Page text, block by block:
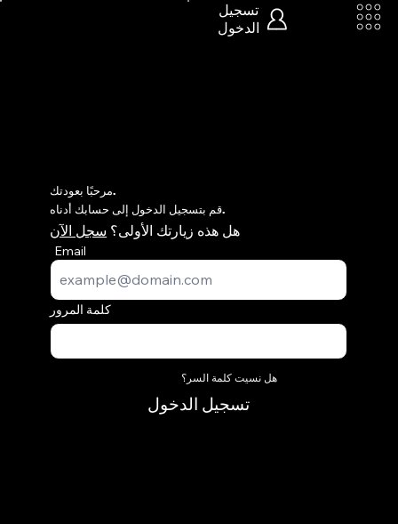
تسجيل
الدخول
مرحبًا بعودتك.
قم بتسجيل الدخول إلى حسابك أدناه.
هل هذه زيارتك الأولى؟ سجل الآن
Email
كلمة المرور
هل نسيت كلمة السر؟
تسجيل الدخول